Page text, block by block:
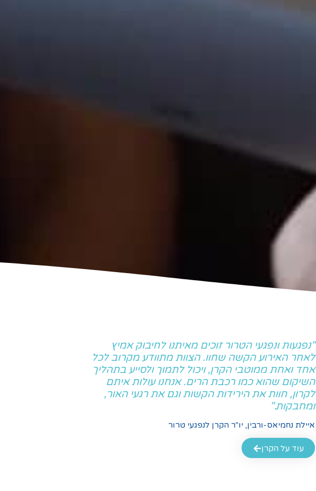
"נפגעות ונפגעי הטרור זוכים מאיתנו לחיבוק אמיץ
לאחר האירוע הקשה שחוו. הצוות מתוודע מקרוב לכל
אחד ואחת ממוטבי הקרן, ויכול לתמוך ולסייע בתהליך
השיקום שהוא כמו רכבת הרים. אנחנו עולות איתם
לקרון, חוות את הירידות הקשות וגם את רגעי האור,
ומחבקות."
איילת נחמיאס-ורבין, יו"ר הקרן לנפגעי טרור
עוד על הקרן